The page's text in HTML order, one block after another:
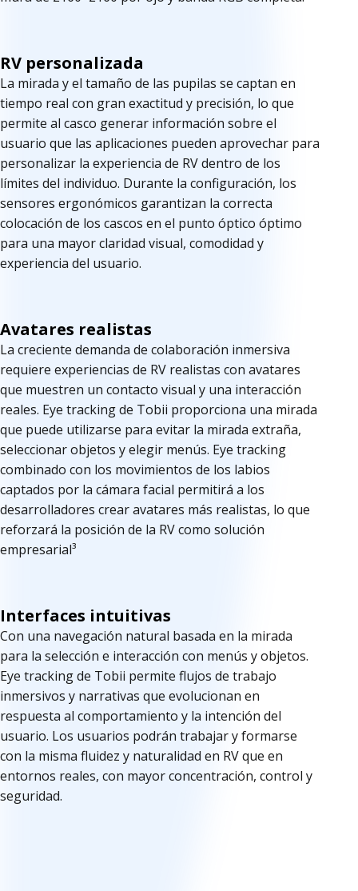
RV personalizada
La mirada y el tamaño de las pupilas se captan en
tiempo real con gran exactitud y precisión, lo que
permite al casco generar información sobre el
usuario que las aplicaciones pueden aprovechar para
personalizar la experiencia de RV dentro de los
límites del individuo. Durante la configuración, los
sensores ergonómicos garantizan la correcta
colocación de los cascos en el punto óptico óptimo
para una mayor claridad visual, comodidad y
experiencia del usuario.
Avatares realistas
La creciente demanda de colaboración inmersiva
requiere experiencias de RV realistas con avatares
que muestren un contacto visual y una interacción
reales. Eye tracking de Tobii proporciona una mirada
que puede utilizarse para evitar la mirada extraña,
seleccionar objetos y elegir menús. Eye tracking
combinado con los movimientos de los labios
captados por la cámara facial permitirá a los
desarrolladores crear avatares más realistas, lo que
reforzará la posición de la RV como solución
empresarial³
Interfaces intuitivas
Con una navegación natural basada en la mirada
para la selección e interacción con menús y objetos.
Eye tracking de Tobii permite flujos de trabajo
inmersivos y narrativas que evolucionan en
respuesta al comportamiento y la intención del
usuario. Los usuarios podrán trabajar y formarse
con la misma fluidez y naturalidad en RV que en
entornos reales, con mayor concentración, control y
seguridad.